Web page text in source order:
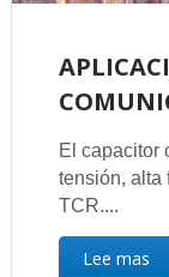
El capacitor
tensión, alta
TCR....
Lee mas